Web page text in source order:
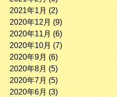
2021年1月 (2)
2020年12月 (9)
2020年11月 (6)
2020年10月 (7)
2020年9月 (6)
2020年8月 (5)
2020年7月 (5)
2020年6月 (3)